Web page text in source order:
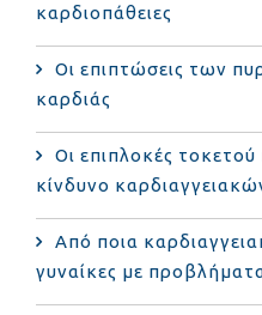
καρδιοπάθειες
Οι επιπτώσεις των
καρδιάς
Οι επιπλοκές
κίνδυνο
Από ποια
γυναίκες με